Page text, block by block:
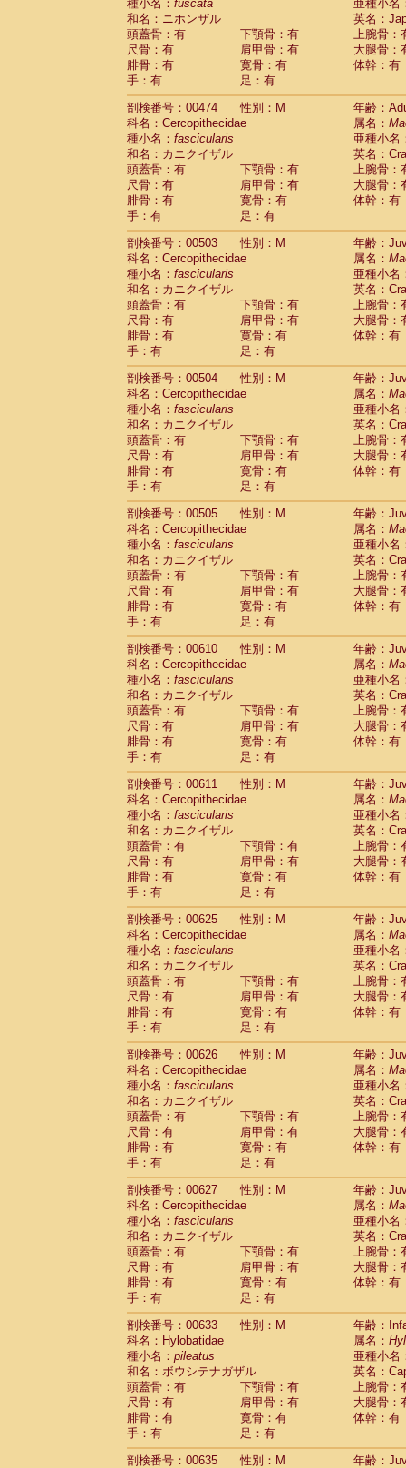
種小名： fuscata
亜種小名
和名：ニホンザル
英名：
頭蓋骨：有
下顎骨：有
上腕骨：
尺骨：有
肩甲骨：有
大腿骨：
腓骨：有
寛骨：有
体幹：有
手：有
足：有
剖検番号：00474
性別：M
年齢：
科名：Cercopithecidae
属名：
種小名： fascicularis
亜種小名
和名：カニクイザル
英名：
頭蓋骨：有
下顎骨：有
上腕骨：
尺骨：有
肩甲骨：有
大腿骨：
腓骨：有
寛骨：有
体幹：有
手：有
足：有
剖検番号：00503
性別：M
年齢：
科名：Cercopithecidae
属名：
種小名： fascicularis
亜種小名
和名：カニクイザル
英名：
頭蓋骨：有
下顎骨：有
上腕骨：
尺骨：有
肩甲骨：有
大腿骨：
腓骨：有
寛骨：有
体幹：有
手：有
足：有
剖検番号：00504
性別：M
年齢：
科名：Cercopithecidae
属名：
種小名： fascicularis
亜種小名
和名：カニクイザル
英名：
頭蓋骨：有
下顎骨：有
上腕骨：
尺骨：有
肩甲骨：有
大腿骨：
腓骨：有
寛骨：有
体幹：有
手：有
足：有
剖検番号：00505
性別：M
年齢：
科名：Cercopithecidae
属名：
種小名： fascicularis
亜種小名
和名：カニクイザル
英名：
頭蓋骨：有
下顎骨：有
上腕骨：
尺骨：有
肩甲骨：有
大腿骨：
腓骨：有
寛骨：有
体幹：有
手：有
足：有
剖検番号：00610
性別：M
年齢：
科名：Cercopithecidae
属名：
種小名： fascicularis
亜種小名
和名：カニクイザル
英名：
頭蓋骨：有
下顎骨：有
上腕骨：
尺骨：有
肩甲骨：有
大腿骨：
腓骨：有
寛骨：有
体幹：有
手：有
足：有
剖検番号：00611
性別：M
年齢：
科名：Cercopithecidae
属名：
種小名： fascicularis
亜種小名
和名：カニクイザル
英名：
頭蓋骨：有
下顎骨：有
上腕骨：
尺骨：有
肩甲骨：有
大腿骨：
腓骨：有
寛骨：有
体幹：有
手：有
足：有
剖検番号：00625
性別：M
年齢：
科名：Cercopithecidae
属名：
種小名： fascicularis
亜種小名
和名：カニクイザル
英名：
頭蓋骨：有
下顎骨：有
上腕骨：
尺骨：有
肩甲骨：有
大腿骨：
腓骨：有
寛骨：有
体幹：有
手：有
足：有
剖検番号：00626
性別：M
年齢：
科名：Cercopithecidae
属名：
種小名： fascicularis
亜種小名
和名：カニクイザル
英名：
頭蓋骨：有
下顎骨：有
上腕骨：
尺骨：有
肩甲骨：有
大腿骨：
腓骨：有
寛骨：有
体幹：有
手：有
足：有
剖検番号：00627
性別：M
年齢：
科名：Cercopithecidae
属名：
種小名： fascicularis
亜種小名
和名：カニクイザル
英名：
頭蓋骨：有
下顎骨：有
上腕骨：
尺骨：有
肩甲骨：有
大腿骨：
腓骨：有
寛骨：有
体幹：有
手：有
足：有
剖検番号：00633
性別：M
年齢：
科名：Hylobatidae
属名：
種小名： pileatus
亜種小名
和名：ボウシテナガザル
英名：
頭蓋骨：有
下顎骨：有
上腕骨：
尺骨：有
肩甲骨：有
大腿骨：
腓骨：有
寛骨：有
体幹：有
手：有
足：有
剖検番号：00635
性別：M
年齢：